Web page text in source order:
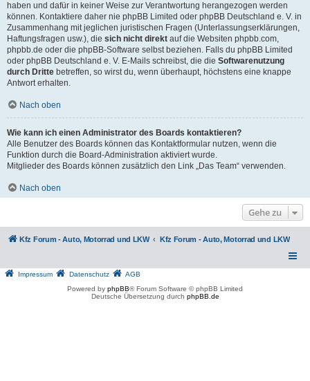
haben und dafür in keiner Weise zur Verantwortung herangezogen werden
können. Kontaktiere daher nie phpBB Limited oder phpBB Deutschland e. V. in
Zusammenhang mit jeglichen juristischen Fragen (Unterlassungserklärungen,
Haftungsfragen usw.), die sich nicht direkt auf die Websiten phpbb.com,
phpbb.de oder die phpBB-Software selbst beziehen. Falls du phpBB Limited
oder phpBB Deutschland e. V. E-Mails schreibst, die die Softwarenutzung
durch Dritte betreffen, so wirst du, wenn überhaupt, höchstens eine knappe
Antwort erhalten.
Nach oben
Wie kann ich einen Administrator des Boards kontaktieren?
Alle Benutzer des Boards können das Kontaktformular nutzen, wenn die
Funktion durch die Board-Administration aktiviert wurde.
Mitglieder des Boards können zusätzlich den Link „Das Team“ verwenden.
Nach oben
Gehe zu
Kfz Forum - Auto, Motorrad und LKW Kfz Forum - Auto, Motorrad und LKW
Impressum Datenschutz
AGB
Powered by phpBB® Forum Software © phpBB Limited
Deutsche Übersetzung durch phpBB.de